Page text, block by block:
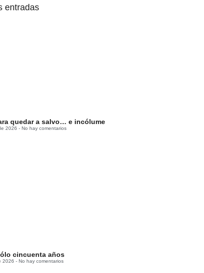
entradas
quedar a salvo… e incólume
2026 No hay comentarios
cincuenta años
2026 No hay comentarios